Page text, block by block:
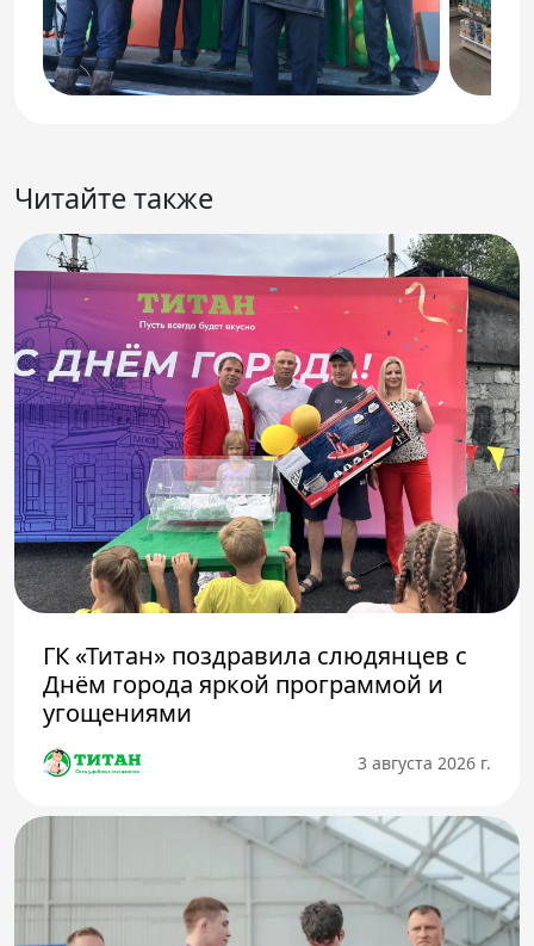
Читайте также
ГК «Титан» поздравила слюдянцев с
Днём города яркой программой и
угощениями
3 августа 2026 г.